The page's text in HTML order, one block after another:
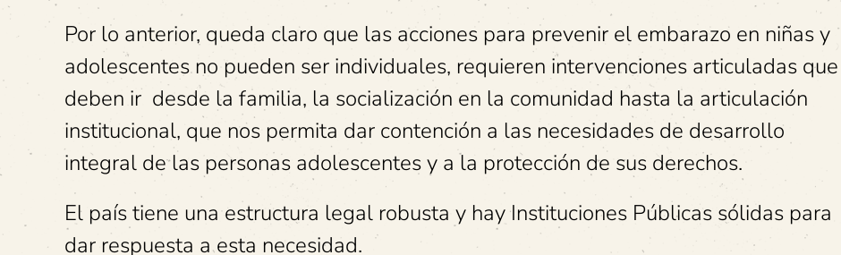
Por lo anterior, queda claro que las acciones para prevenir el embarazo en niñas y
adolescentes no pueden ser individuales, requieren intervenciones articuladas que
deben ir desde la familia, la socialización en la comunidad hasta la articulación
institucional, que nos permita dar contención a las necesidades de desarrollo
integral de las personas adolescentes y a la protección de sus derechos.
El país tiene una estructura legal robusta y hay Instituciones Públicas sólidas para
dar respuesta a esta necesidad.